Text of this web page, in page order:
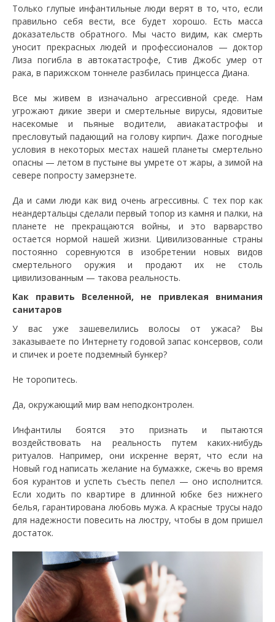
Только глупые инфантильные люди верят в то, что, если
правильно себя вести, все будет хорошо. Есть масса
доказательств обратного. Мы часто видим, как смерть
уносит прекрасных людей и профессионалов — доктор
Лиза погибла в автокатастрофе, Стив Джобс умер от
рака, в парижском тоннеле разбилась принцесса Диана.
Все мы живем в изначально агрессивной среде. Нам
угрожают дикие звери и смертельные вирусы, ядовитые
насекомые и пьяные водители, авиакатастрофы и
пресловутый падающий на голову кирпич. Даже погодные
условия в некоторых местах нашей планеты смертельно
опасны — летом в пустыне вы умрете от жары, а зимой на
севере попросту замерзнете.
Да и сами люди как вид очень агрессивны. С тех пор как
неандертальцы сделали первый топор из камня и палки, на
планете не прекращаются войны, и это варварство
остается нормой нашей жизни. Цивилизованные страны
постоянно соревнуются в изобретении новых видов
смертельного оружия и продают их не столь
цивилизованным — такова реальность.
Как править Вселенной, не привлекая внимания
санитаров
У вас уже зашевелились волосы от ужаса? Вы
заказываете по Интернету годовой запас консервов, соли
и спичек и роете подземный бункер?
Не торопитесь.
Да, окружающий мир вам неподконтролен.
Инфантилы боятся это признать и пытаются
воздействовать на реальность путем каких-нибудь
ритуалов. Например, они искренне верят, что если на
Новый год написать желание на бумажке, сжечь во время
боя курантов и успеть съесть пепел — оно исполнится.
Если ходить по квартире в длинной юбке без нижнего
белья, гарантирована любовь мужа. А красные трусы надо
для надежности повесить на люстру, чтобы в дом пришел
достаток.